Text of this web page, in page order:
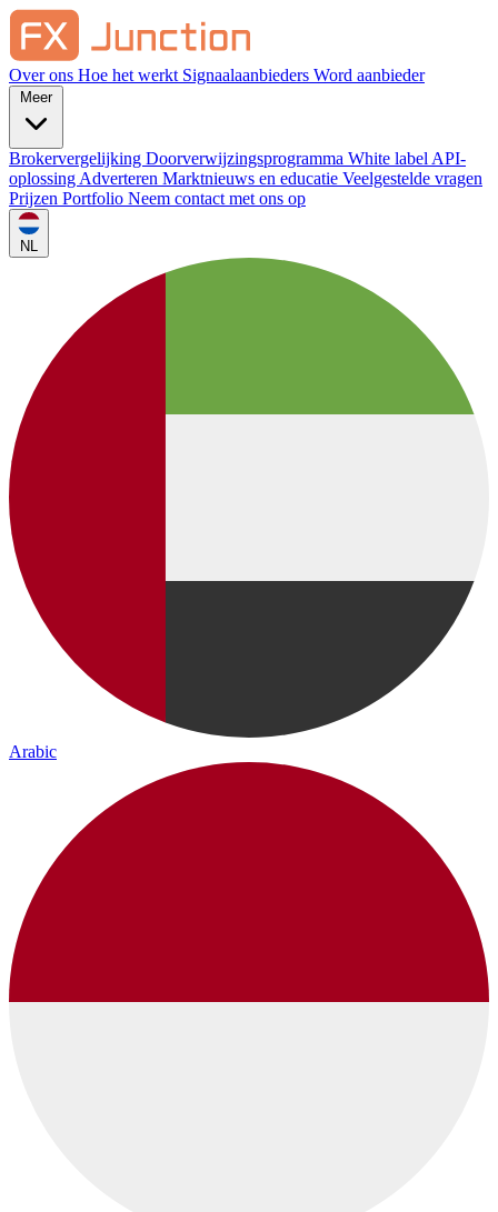
Over ons Hoe het werkt Signaalaanbieders Word aanbieder
Meer
Brokervergelijking Doorverwijzingsprogramma White label API-
oplossing Adverteren Marktnieuws en educatie Veelgestelde vragen
Prijzen Portfolio Neem contact met ons op
NL
Arabic